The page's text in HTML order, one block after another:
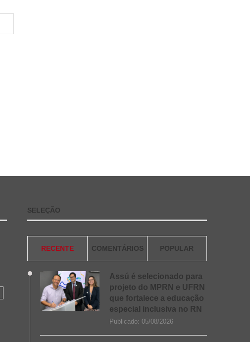
SELEÇÃO
RECENTE COMENTÁRIOS POPULAR
Assú é selecionado para
projeto do MPRN e UFRN
que fortalece a educação
especial inclusiva no RN
Publicado: 05/08/2026